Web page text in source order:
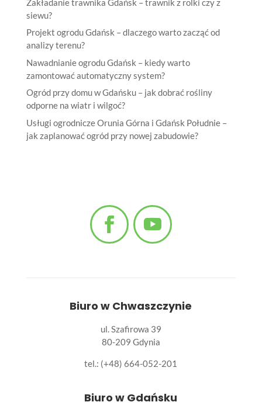
Zakładanie trawnika Gdańsk – trawnik z rolki czy z
siewu?
Projekt ogrodu Gdańsk – dlaczego warto zacząć od
analizy terenu?
Nawadnianie ogrodu Gdańsk – kiedy warto
zamontować automatyczny system?
Ogród przy domu w Gdańsku – jak dobrać rośliny
odporne na wiatr i wilgoć?
Usługi ogrodnicze Orunia Górna i Gdańsk Południe –
jak zaplanować ogród przy nowej zabudowie?
Biuro w Chwaszczynie
ul. Szafirowa 39
80-209 Gdynia
tel.: (+48) 664-052-201
Biuro w Gdańsku